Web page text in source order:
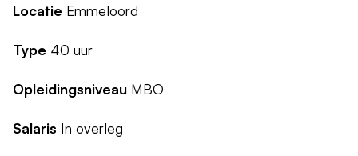
Locatie Emmeloord
Type 40 uur
Opleidingsniveau MBO
Salaris In overleg